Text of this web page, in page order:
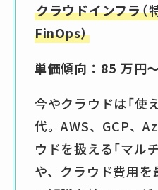
クラウドインフラ（
FinOps）
単価傾向：85 万円
今やクラウドは「使
代。AWS、GCP、
ウドを扱える「マル
や、クラウド費用を